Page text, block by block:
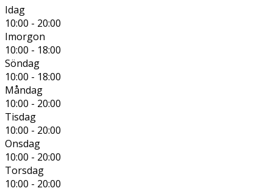
Idag
10:00 - 20:00
Imorgon
10:00 - 18:00
Söndag
10:00 - 18:00
Måndag
10:00 - 20:00
Tisdag
10:00 - 20:00
Onsdag
10:00 - 20:00
Torsdag
10:00 - 20:00